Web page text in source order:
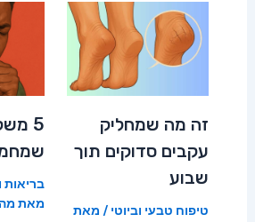
זה מה שמחליק
עקבים סדוקים תוך
שבוע
טיפוח טבעי וביוטי / מאת
5
בריאות
מאת